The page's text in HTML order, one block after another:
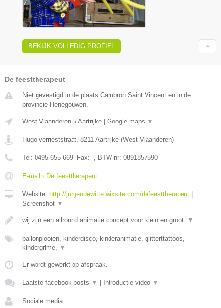
BEKIJK VOLLEDIG PROFIEL
De feesttherapeut
Niet gevestigd in de plaats Cambron Saint Vincent en in de
provincie Henegouwen.
West-Vlaanderen » Aartrijke | Google maps ▼
Hugo verrieststraat 8211 Aartrijke (West-Vlaanderen)
Tel: 0495 655 669 , Fax: - , BTW-nr: 0891857590
E-mail › De feesttherapeut
Website: http://jurgendewitte.wixsite.com/defeesttherapeut |
Screenshot ▼
wij zijn een allround animatie concept voor klein en groot. ▼
ballonplooien, kinderdisco, kinderanimatie, glitterttattoos,
kindergrime,
▼
Er wordt gewerkt op afspraak.
Laatste facebook posts ▼ | Introductie video ▼
Sociale media: